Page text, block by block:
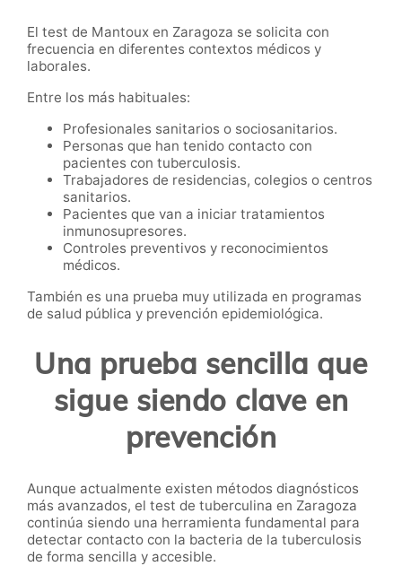
El test de Mantoux en Zaragoza se solicita con
frecuencia en diferentes contextos médicos y
laborales.
Entre los más habituales:
Profesionales sanitarios o sociosanitarios.
Personas que han tenido contacto con
pacientes con tuberculosis.
Trabajadores de residencias, colegios o centros
sanitarios.
Pacientes que van a iniciar tratamientos
inmunosupresores.
Controles preventivos y reconocimientos
médicos.
También es una prueba muy utilizada en programas
de salud pública y prevención epidemiológica.
Una prueba sencilla que
sigue siendo clave en
prevención
Aunque actualmente existen métodos diagnósticos
más avanzados, el test de tuberculina en Zaragoza
continúa siendo una herramienta fundamental para
detectar contacto con la bacteria de la tuberculosis
de forma sencilla y accesible.